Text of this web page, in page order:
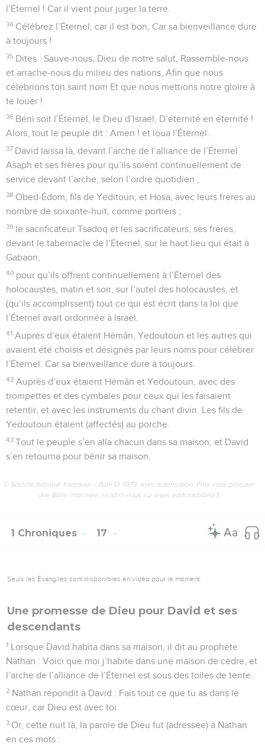
l’Éternel ! Car il vient pour juger la terre.
34 Célébrez l’Éternel, car il est bon, Car sa bienveillance dure
à toujours !
35 Dites : Sauve-nous, Dieu de notre salut, Rassemble-nous
et arrache-nous du milieu des nations, Afin que nous
célébrions ton saint nom Et que nous mettions notre gloire à
te louer !
36 Béni soit l’Éternel, le Dieu d’Israël, D’éternité en éternité !
Alors, tout le peuple dit : Amen ! et loua l’Éternel.
37 David laissa là, devant l’arche de l’alliance de l’Éternel
Asaph et ses frères pour qu’ils soient continuellement de
service devant l’arche, selon l’ordre quotidien ;
38 Obed-Édom, fils de Yeditoun, et Hosa, avec leurs frères au
nombre de soixante-huit, comme portiers ;
39 le sacrificateur Tsadoq et les sacrificateurs, ses frères,
devant le tabernacle de l’Éternel, sur le haut lieu qui était à
Gabaon,
40 pour qu’ils offrent continuellement à l’Éternel des
holocaustes, matin et soir, sur l’autel des holocaustes, et
(qu’ils accomplissent) tout ce qui est écrit dans la loi que
l’Éternel avait ordonnée à Israël.
41 Auprès d’eux étaient Hémân, Yedoutoun et les autres qui
avaient été choisis et désignés par leurs noms pour célébrer
l’Éternel. Car sa bienveillance dure à toujours.
42 Auprès d’eux étaient Hémân et Yedoutoun, avec des
trompettes et des cymbales pour ceux qui les faisaient
retentir, et avec les instruments du chant divin. Les fils de
Yedoutoun étaient (affectés) au porche.
43 Tout le peuple s’en alla chacun dans sa maison, et David
s’en retourna pour bénir sa maison.
© Société biblique française – Bibli’O, 1978, avec autorisation. Pour vous procurer
une Bible imprimée, rendez-vous sur www.editionsbiblio.fr
1 Chroniques 17
Seuls les Évangiles sont disponibles en vidéo pour le moment.
Une promesse de Dieu pour David et ses
descendants
1 Lorsque David habita dans sa maison, il dit au prophète
Nathan : Voici que moi j’habite dans une maison de cèdre, et
l’arche de l’alliance de l’Éternel est sous des toiles de tente.
2 Nathan répondit à David : Fais tout ce que tu as dans le
cœur, car Dieu est avec toi.
3 Or, cette nuit là, la parole de Dieu fut (adressée) à Nathan
en ces mots :